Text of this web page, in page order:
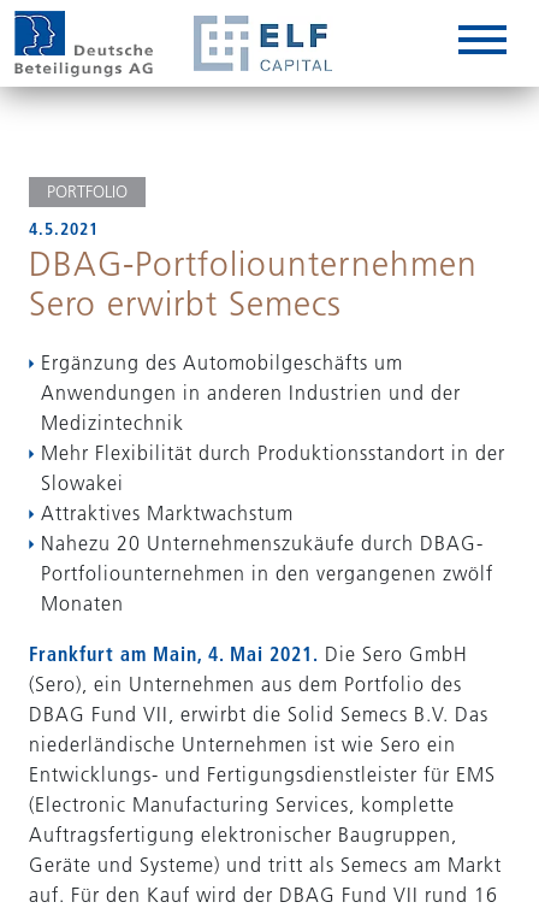
PORTFOLIO
4.5.2021
DBAG-Portfoliounternehmen
Sero erwirbt Semecs
Ergänzung des Automobilgeschäfts um
Anwendungen in anderen Industrien und der
Medizintechnik
Mehr Flexibilität durch Produktionsstandort in der
Slowakei
Attraktives Marktwachstum
Nahezu 20 Unternehmenszukäufe durch DBAG-
Portfoliounternehmen in den vergangenen zwölf
Monaten
Frankfurt am Main, 4. Mai 2021. Die Sero GmbH
(Sero), ein Unternehmen aus dem Portfolio des
DBAG Fund VII, erwirbt die Solid Semecs B.V. Das
niederländische Unternehmen ist wie Sero ein
Entwicklungs- und Fertigungsdienstleister für EMS
(Electronic Manufacturing Services, komplette
Auftragsfertigung elektronischer Baugruppen,
Geräte und Systeme) und tritt als Semecs am Markt
auf. Für den Kauf wird der DBAG Fund VII rund 16